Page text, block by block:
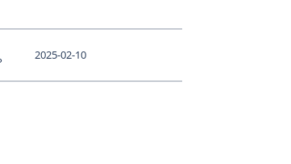
2025-02-10